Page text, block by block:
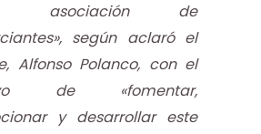
asociación de
según aclaró el
Alfonso Polanco, con el
de «fomentar,
y desarrollar este